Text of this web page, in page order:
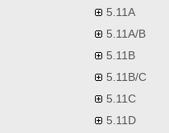
5.11A
5.11A/B
5.11B
5.11B/C
5.11C
5.11D